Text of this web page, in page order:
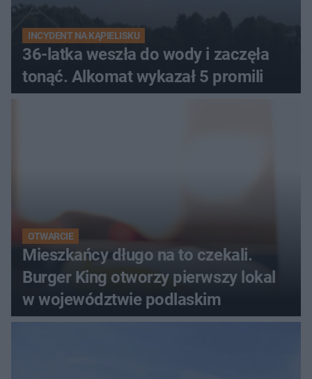
INCYDENT NA KĄPIELISKU
36-latka weszła do wody i zaczęła
tonąć. Alkomat wykazał 5 promili
OTWARCIE
Mieszkańcy długo na to czekali.
Burger King otworzy pierwszy lokal
w województwie podlaskim